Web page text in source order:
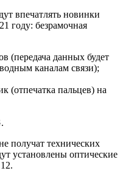
впечатлять новинки
году: безрамочная
(передача данных будет
каналам связи);
(отпечатка пальцев) на
получат технических
установлены оптические